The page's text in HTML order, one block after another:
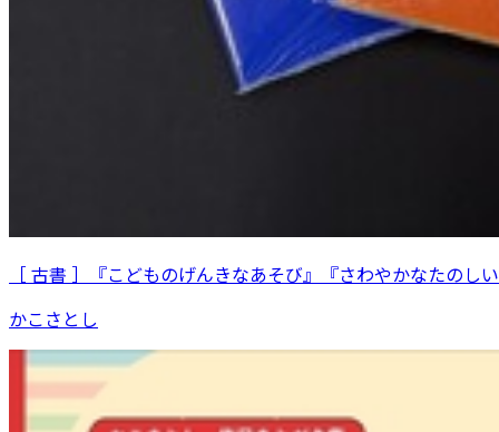
［ 古書 ］『こどものげんきなあそび』『さわやかなたの
かこさとし